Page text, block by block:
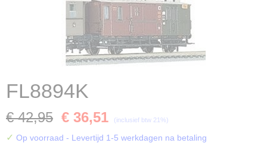
FL8894K
€ 42,95 € 36,51 (inclusief btw 21%)
✓ Op voorraad - Levertijd 1-5 werkdagen na betaling